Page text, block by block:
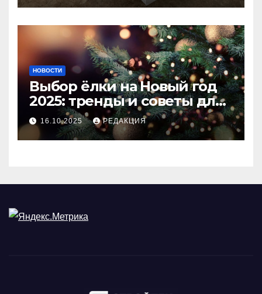
НОВОСТИ
Выбор ёлки на Новый год
2025: тренды и советы для
идеального праздника
16.10.2025 РЕДАКЦИЯ